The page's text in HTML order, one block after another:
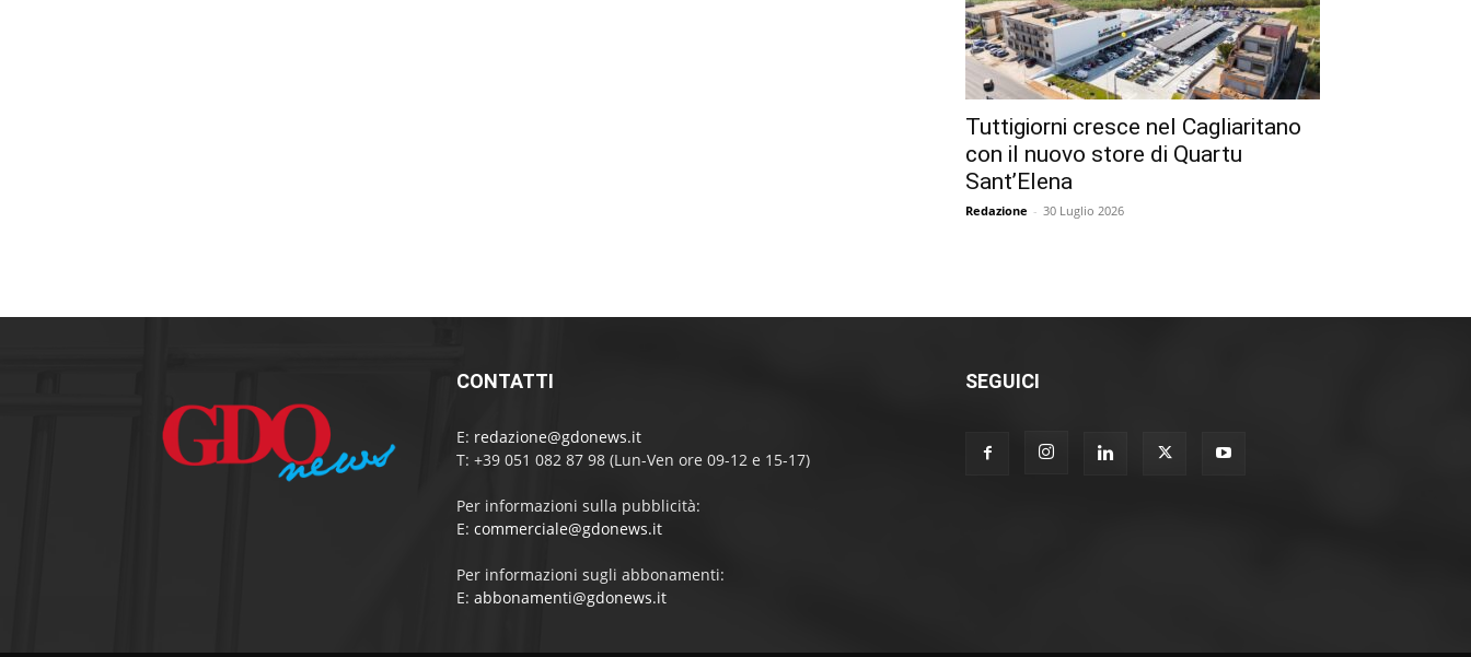
Tuttigiorni cresce nel Cagliaritano
con il nuovo store di Quartu
Sant’Elena
Redazione - 30 Luglio 2026
CONTATTI
E: redazione@gdonews.it
T: +39 051 082 87 98 (Lun-Ven ore 09-12 e 15-17)
Per informazioni sulla pubblicità:
E: commerciale@gdonews.it
Per informazioni sugli abbonamenti:
E: abbonamenti@gdonews.it
SEGUICI